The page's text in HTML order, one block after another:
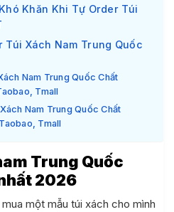
Khăn Khi Tự Order Túi
Túi Xách Nam Trung Quốc
Nam Trung Quốc Chất
Tmall
Nam Trung Quốc Chất
Tmall
Trung Quốc
2026
một mẫu túi xách cho mình